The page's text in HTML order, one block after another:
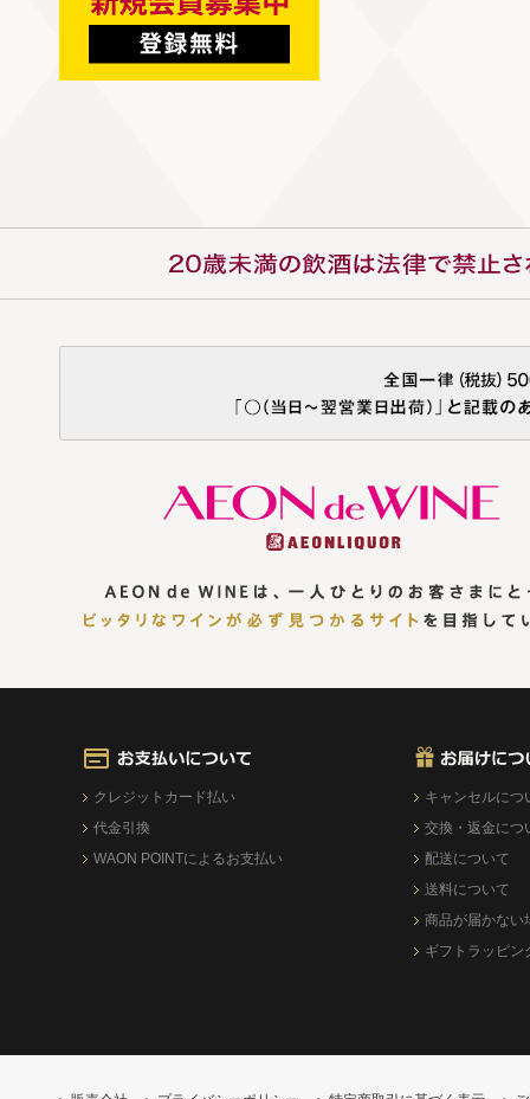
クレジットカード払い
代金引換
WAON POINTによるお支払い
キャンセルにつ
交換・返金につ
配送について
送料について
商品が届かない
ギフトラッピン